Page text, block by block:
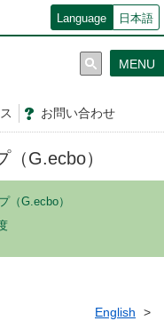
Language 日本語
お問い合わせ
MENU
G.ecbo）
（G.ecbo）
English